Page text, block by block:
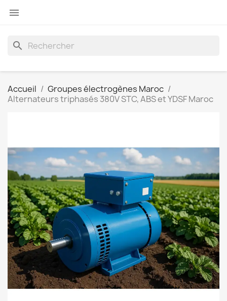

search
Accueil
Groupes électrogènes Maroc
Alternateurs triphasés 380V STC, ABS et YDSF Maroc